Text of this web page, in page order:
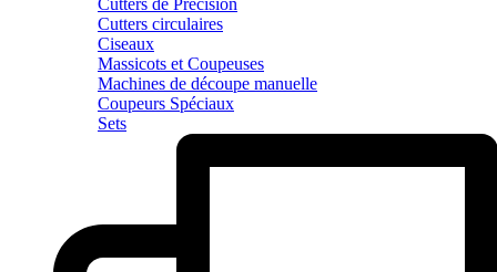
Cutters circulaires
Ciseaux
Massicots et Coupeuses
Machines de découpe manuelle
Coupeurs Spéciaux
Sets